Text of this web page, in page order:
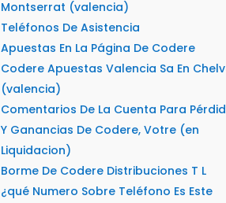
Montserrat (valencia)
Teléfonos De Asistencia
Apuestas En La Página De Codere
Codere Apuestas Valencia Sa En
(valencia)
Comentarios De La Cuenta Para
Y Ganancias De Codere, Votre (en
Liquidacion)
Borme De Codere Distribuciones T L
¿qué Numero Sobre Teléfono Es Este